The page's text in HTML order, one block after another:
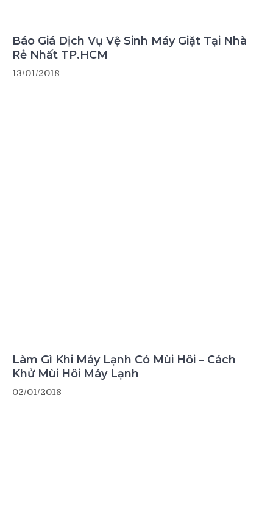
Báo Giá Dịch Vụ Vệ Sinh Máy Giặt Tại Nhà
Rẻ Nhất TP.HCM
13/01/2018
Làm Gì Khi Máy Lạnh Có Mùi Hôi – Cách
Khử Mùi Hôi Máy Lạnh
02/01/2018